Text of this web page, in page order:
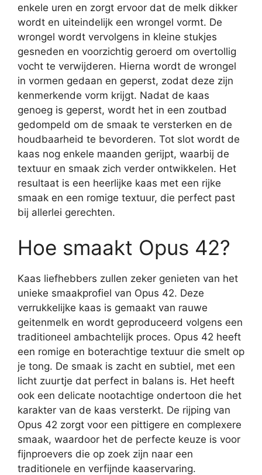
enkele uren en zorgt ervoor dat de melk dikker
wordt en uiteindelijk een wrongel vormt. De
wrongel wordt vervolgens in kleine stukjes
gesneden en voorzichtig geroerd om overtollig
vocht te verwijderen. Hierna wordt de wrongel
in vormen gedaan en geperst, zodat deze zijn
kenmerkende vorm krijgt. Nadat de kaas
genoeg is geperst, wordt het in een zoutbad
gedompeld om de smaak te versterken en de
houdbaarheid te bevorderen. Tot slot wordt de
kaas nog enkele maanden gerijpt, waarbij de
textuur en smaak zich verder ontwikkelen. Het
resultaat is een heerlijke kaas met een rijke
smaak en een romige textuur, die perfect past
bij allerlei gerechten.
Hoe smaakt Opus 42?
Kaas liefhebbers zullen zeker genieten van het
unieke smaakprofiel van Opus 42. Deze
verrukkelijke kaas is gemaakt van rauwe
geitenmelk en wordt geproduceerd volgens een
traditioneel ambachtelijk proces. Opus 42 heeft
een romige en boterachtige textuur die smelt op
je tong. De smaak is zacht en subtiel, met een
licht zuurtje dat perfect in balans is. Het heeft
ook een delicate nootachtige ondertoon die het
karakter van de kaas versterkt. De rijping van
Opus 42 zorgt voor een pittigere en complexere
smaak, waardoor het de perfecte keuze is voor
fijnproevers die op zoek zijn naar een
traditionele en verfijnde kaaservaring.